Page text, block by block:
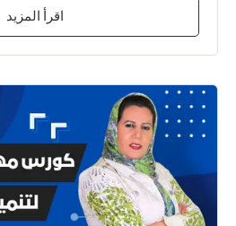
اقرأ المزيد